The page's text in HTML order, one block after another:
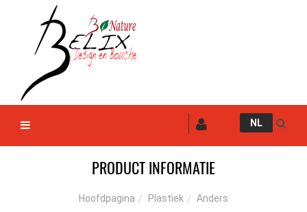
NL
PRODUCT INFORMATIE
Hoofdpagina Plastiek
Anders